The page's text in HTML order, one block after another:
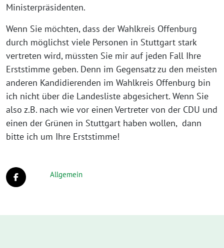
Ministerpräsidenten.
Wenn Sie möchten, dass der Wahlkreis Offenburg
durch möglichst viele Personen in Stuttgart stark
vertreten wird, müssten Sie mir auf jeden Fall Ihre
Erststimme geben. Denn im Gegensatz zu den meisten
anderen Kandidierenden im Wahlkreis Offenburg bin
ich nicht über die Landesliste abgesichert. Wenn Sie
also z.B. nach wie vor einen Vertreter von der CDU und
einen der Grünen in Stuttgart haben wollen, dann
bitte ich um Ihre Erststimme!
Allgemein